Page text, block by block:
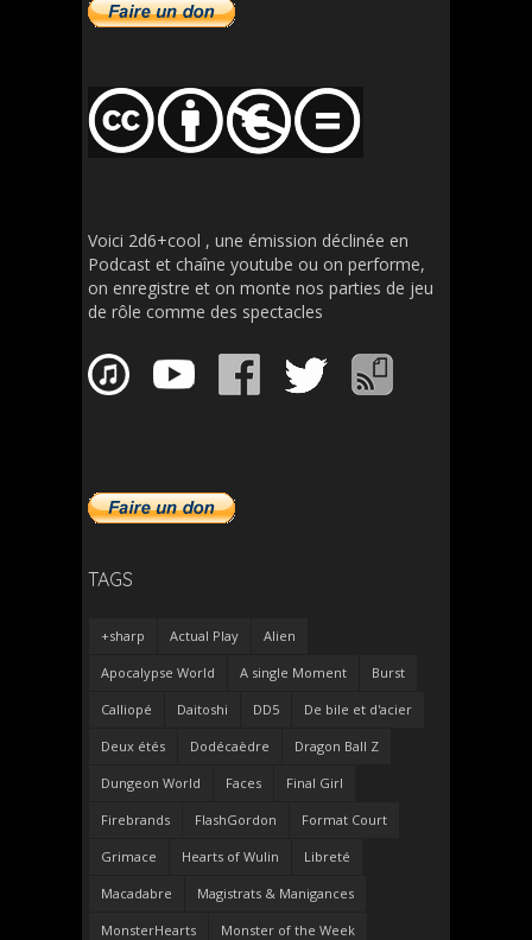
Voici 2d6+cool , une émission déclinée en
Podcast et chaîne youtube ou on performe,
on enregistre et on monte nos parties de jeu
de rôle comme des spectacles
TAGS
+sharp Actual Play Alien
Apocalypse World A single Moment Burst
Calliopé Daitoshi DD5 De bile et d'acier
Deux étés Dodécaèdre Dragon Ball Z
Dungeon World Faces Final Girl
Firebrands FlashGordon Format Court
Grimace Hearts of Wulin Libreté
Macadabre Magistrats & Manigances
MonsterHearts Monster of the Week